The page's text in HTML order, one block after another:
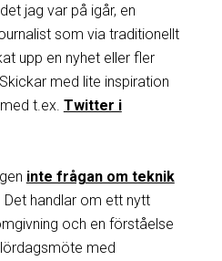
jag var på igår, en
som via traditionellt
upp en nyhet eller fler
med lite inspiration
t.ex. Twitter i
inte frågan om teknik
handlar om ett nytt
och en förståelse
med